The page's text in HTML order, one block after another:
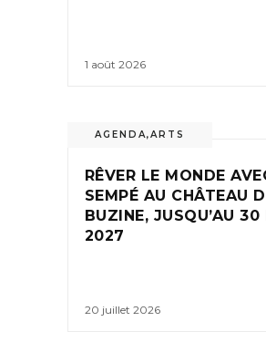
1 août 2026
AGENDA,ARTS
RÊVER LE MONDE
SEMPÉ AU CHÂTEAU
BUZINE, JUSQU’AU 30
2027
20 juillet 2026